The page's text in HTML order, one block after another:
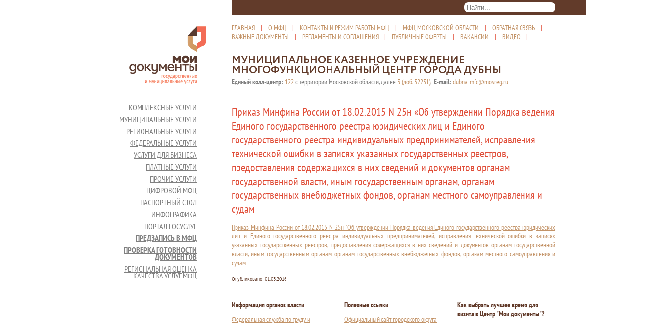
ГЛАВНАЯ | О МФЦ | КОНТАКТЫ И РЕЖИМ РАБОТЫ МФЦ | МФЦ МОСКОВСКОЙ ОБЛАСТИ | ОБРАТНАЯ СВЯЗЬ |
ВАЖНЫЕ ДОКУМЕНТЫ | РЕГЛАМЕНТЫ И СОГЛАШЕНИЯ | ПУБЛИЧНЫЕ ОФЕРТЫ | ВАКАНСИИ | ВИДЕО |
МУНИЦИПАЛЬНОЕ КАЗЕННОЕ УЧРЕЖДЕНИЕ
МНОГОФУНКЦИОНАЛЬНЫЙ ЦЕНТР ГОРОДА ДУБНЫ
Единый колл-центр: 122с территории Московской области, далее 3 (доб. 52251), E-mail: dubna-mfc@mosreg.ru
КОМПЛЕКСНЫЕ УСЛУГИ
МУНИЦИПАЛЬНЫЕ УСЛУГИ
РЕГИОНАЛЬНЫЕ УСЛУГИ
ФЕДЕРАЛЬНЫЕ УСЛУГИ
УСЛУГИ ДЛЯ БИЗНЕСА
ПЛАТНЫЕ УСЛУГИ
ПРОЧИЕ УСЛУГИ
ЦИФРОВОЙ МФЦ
ПАСПОРТНЫЙ СТОЛ
ИНФОГРАФИКА
ПОРТАЛ ГОСУСЛУГ
ПРЕДЗАПИСЬ В МФЦ
ПРОВЕРКА ГОТОВНОСТИ
ДОКУМЕНТОВ
РЕГИОНАЛЬНАЯ ОЦЕНКА
КАЧЕСТВА УСЛУГ МФЦ
Приказ Минфина России от 18.02.2015 N 25н «Об утверждении Порядка ведения
Единого государственного реестра юридических лиц и Единого
государственного реестра индивидуальных предпринимателей, исправления
технической ошибки в записях указанных государственных реестров,
предоставления содержащихся в них сведений и документов органам
государственной власти, иным государственным органам, органам
государственных внебюджетных фондов, органам местного самоуправления и
судам
Приказ Минфина России от 18.02.2015 N 25н "Об утверждении Порядка ведения Единого государственного реестра юридических
лиц и Единого государственного реестра индивидуальных предпринимателей, исправления технической ошибки в записях
указанных государственных реестров, предоставления содержащихся в них сведений и документов органам государственной
власти, иным государственным органам, органам государственных внебюджетных фондов, органам местного самоуправления и
судам
Опубликовано: 01.03.2016
Информация органов власти
Федеральная служба по труду и
Полезные ссылки
Официальный сайт городского округа
Как выбрать лучшее время для
визита в Центр "Мои документы"?